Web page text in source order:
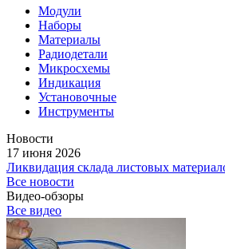
Модули
Наборы
Материалы
Радиодетали
Микросхемы
Индикация
Установочные
Инструменты
Новости
17 июня 2026
Ликвидация склада листовых
Все новости
Видео-обзоры
Все видео